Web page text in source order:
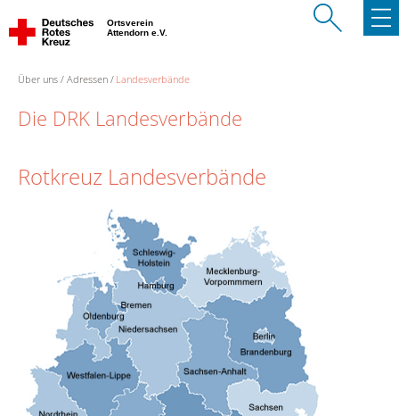
Ortsverein
Attendorn e.V.
Über uns Adressen Landesverbände
Die DRK Landesverbände
Rotkreuz Landesverbände